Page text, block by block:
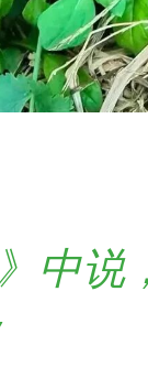
中说